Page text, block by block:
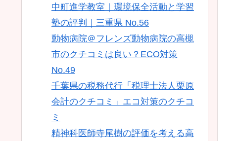
中町進学教室｜環境保全活動と学習
塾の評判｜三重県 No.56
動物病院＠フレンズ動物病院の高槻
市のクチコミは良い？ECO対策
No.49
千葉県の税務代行「税理士法人栗原
会計のクチコミ」エコ対策のクチコ
ミ
精神科医師寺尾樹の評価を考える高